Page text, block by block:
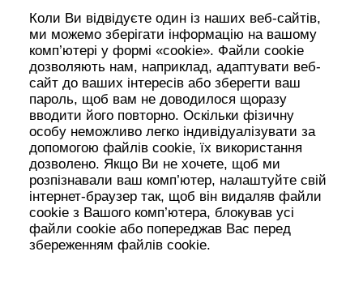
Коли Ви відвідуєте один із наших веб-сайтів,
ми можемо зберігати інформацію на вашому
комп’ютері у формі «cookie». Файли cookie
дозволяють нам, наприклад, адаптувати веб-
сайт до ваших інтересів або зберегти ваш
пароль, щоб вам не доводилося щоразу
вводити його повторно. Оскільки фізичну
особу неможливо легко індивідуалізувати за
допомогою файлів cookie, їх використання
дозволено. Якщо Ви не хочете, щоб ми
розпізнавали ваш комп’ютер, налаштуйте свій
інтернет-браузер так, щоб він видаляв файли
cookie з Вашого комп’ютера, блокував усі
файли cookie або попереджав Вас перед
збереженням файлів cookie.